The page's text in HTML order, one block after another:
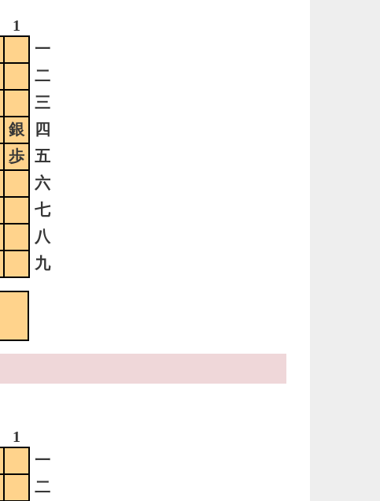
1
一
二
三
銀
四
歩
五
六
七
八
九
1
一
二